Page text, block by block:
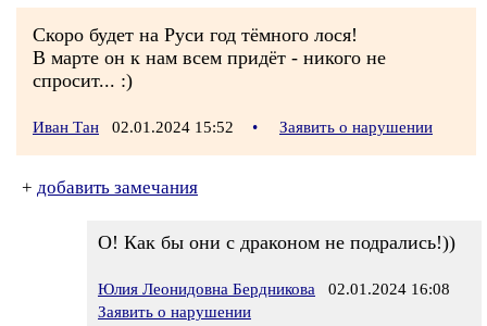
Скоро будет на Руси год тёмного лося!
В марте он к нам всем придёт - никого не
спросит... :)
Иван Тан 02.01.2024 15:52 • Заявить о нарушении
+ добавить замечания
О! Как бы они с драконом не подрались!))
Юлия Леонидовна Бердникова 02.01.2024 16:08
Заявить о нарушении